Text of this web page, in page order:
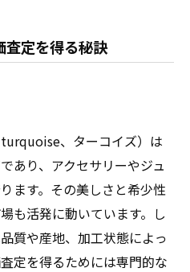
査定を得る秘訣
、ターコイズ）は
あり、アクセサリーやジュ
ます。その美しさと希少性
も活発に動いています。し
質や産地、加工状態によっ
定を得るためには専門的な